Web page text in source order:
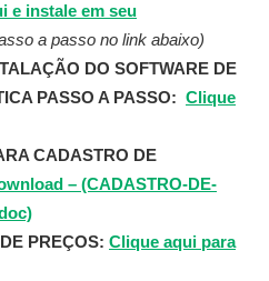
e instale em seu
a passo no link abaixo)
DO SOFTWARE DE
PASSO A PASSO: Clique
CADASTRO DE
– (CADASTRO-DE-
PREÇOS: Clique aqui para